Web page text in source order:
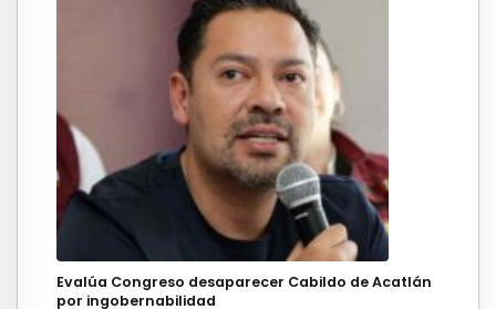
Evalúa Congreso desaparecer Cabildo de Acatlán
por ingobernabilidad